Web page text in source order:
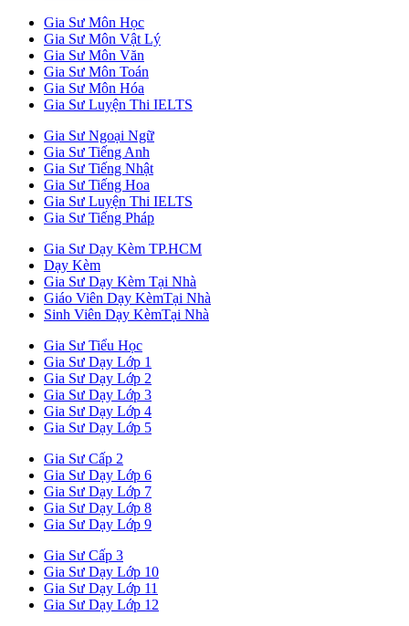
Gia Sư Môn Học
Gia Sư Môn Vật Lý
Gia Sư Môn Văn
Gia Sư Môn Toán
Gia Sư Môn Hóa
Gia Sư Luyện Thi IELTS
Gia Sư Ngoại Ngữ
Gia Sư Tiếng Anh
Gia Sư Tiếng Nhật
Gia Sư Tiếng Hoa
Gia Sư Luyện Thi IELTS
Gia Sư Tiếng Pháp
Gia Sư Dạy Kèm TP.HCM
Dạy Kèm
Gia Sư Dạy Kèm Tại Nhà
Giáo Viên Dạy KèmTại Nhà
Sinh Viên Dạy KèmTại Nhà
Gia Sư Tiểu Học
Gia Sư Dạy Lớp 1
Gia Sư Dạy Lớp 2
Gia Sư Dạy Lớp 3
Gia Sư Dạy Lớp 4
Gia Sư Dạy Lớp 5
Gia Sư Cấp 2
Gia Sư Dạy Lớp 6
Gia Sư Dạy Lớp 7
Gia Sư Dạy Lớp 8
Gia Sư Dạy Lớp 9
Gia Sư Cấp 3
Gia Sư Dạy Lớp 10
Gia Sư Dạy Lớp 11
Gia Sư Dạy Lớp 12